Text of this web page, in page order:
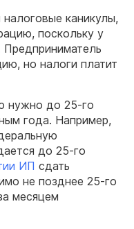
каникулы,
поскольку у
но налоги платит
нужно до 25-го
года. Например,
до 25-го
ИП сдать
не позднее 25-го
месяцем